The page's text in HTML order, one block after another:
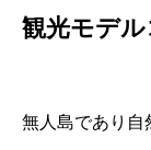
観光モデ
無人島であり自